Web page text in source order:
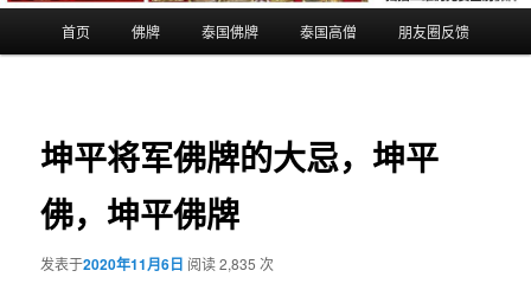
首页 佛牌 泰国佛牌 泰国高僧 朋友圈反馈
坤平将军佛牌的大忌，坤平
佛，坤平佛牌
发表于2020年11月6日 阅读 2,835 次